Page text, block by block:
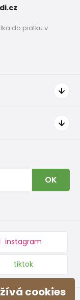
do piatku v
OK
instagram
tiktok
cookies